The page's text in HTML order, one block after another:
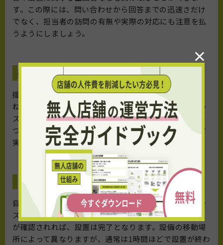
す。この際には、問い合わせから回答までの迅速さだけ
でなく、担当者の訪問の有無や実際の対応にも注意を払
うようにしましょう。
契約書締結と設置日の確認
提案された見積書や企画書をもとに、打ち合わせを重
ね、最終的に業者を選定したら、契約書の締結と作業の
スケジュール調整を進めます。契約書は法的な効力を持
つ文書であり、初期の話し合い内容に合致しているか確
実にチェックするよう心がけましょう。
自動販売機の設置
自動販売機を導入する当日には、設置作業が終了し、テ
スト運転や動作確認が完了し、正常に稼働していること
が確認されれば、設置は完了となります。設備の移動場
所によって異なりますが、通常は1時間ほどで設置が終わ
×